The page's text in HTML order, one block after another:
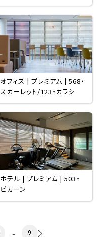
オフィス | プレミアム | 568・
スカーレット/123・カラシ
ホテル | プレミアム | 503・
ピカーン
… 9